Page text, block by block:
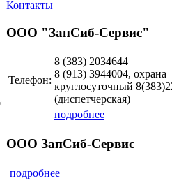
Контакты
ООО "ЗапСиб-Сервис"
Телефон:
8 (383) 2034644
8 (913) 3944004, охрана
круглосуточный
(диспетчерская)
подробнее
ООО ЗапСиб-Сервис
подробнее